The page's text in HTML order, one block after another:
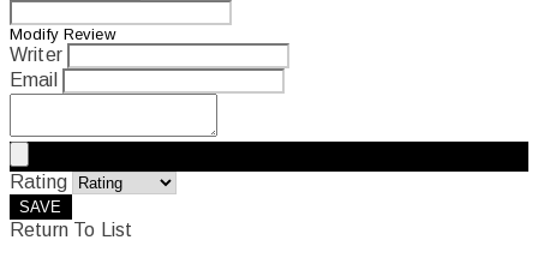
Modify Review
Writer
Email
Rating
SAVE
Return To List